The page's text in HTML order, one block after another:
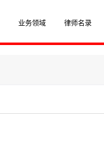
业务领域 律师名录